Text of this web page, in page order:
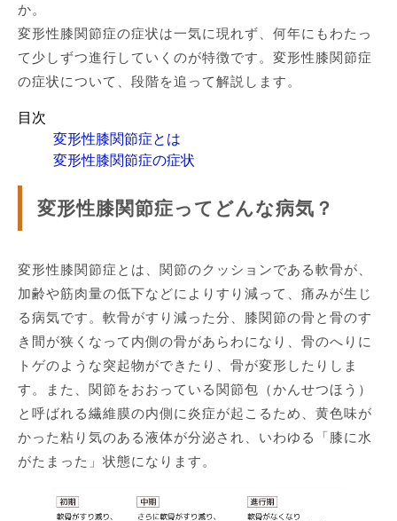
か。
変形性膝関節症の症状は一気に現れず、何年にもわたっ
て少しずつ進行していくのが特徴です。変形性膝関節症
の症状について、段階を追って解説します。
目次
変形性膝関節症とは
変形性膝関節症の症状
変形性膝関節症ってどんな病気？
変形性膝関節症とは、関節のクッションである軟骨が、
加齢や筋肉量の低下などによりすり減って、痛みが生じ
る病気です。軟骨がすり減った分、膝関節の骨と骨のす
き間が狭くなって内側の骨があらわになり、骨のへりに
トゲのような突起物ができたり、骨が変形したりしま
す。また、関節をおおっている関節包（かんせつほう）
と呼ばれる繊維膜の内側に炎症が起こるため、黄色味が
かった粘り気のある液体が分泌され、いわゆる「膝に水
がたまった」状態になります。